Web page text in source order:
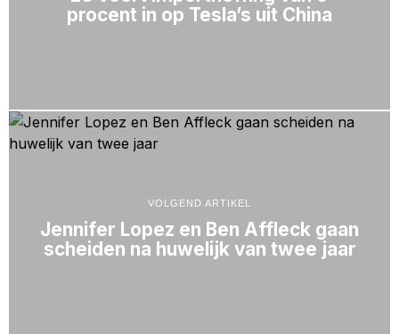
procent in op Tesla’s uit China
VOLGEND ARTIKEL
Jennifer Lopez en Ben Affleck gaan
scheiden na huwelijk van twee jaar